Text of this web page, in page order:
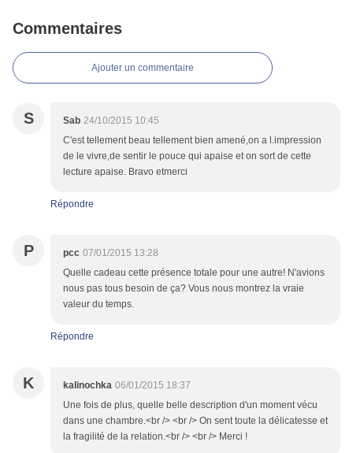
Commentaires
Ajouter un commentaire
S Sab 24/10/2015 10:45
C'est tellement beau tellement bien amené,on a l.impression
de le vivre,de sentir le pouce qui apaise et on sort de cette
lecture apaise. Bravo etmerci
Répondre
P pcc 07/01/2015 13:28
Quelle cadeau cette présence totale pour une autre! N'avions
nous pas tous besoin de ça? Vous nous montrez la vraie
valeur du temps.
Répondre
K kalinochka 06/01/2015 18:37
Une fois de plus, quelle belle description d'un moment vécu
dans une chambre.<br /> <br /> On sent toute la délicatesse et
la fragilité de la relation.<br /> <br /> Merci !